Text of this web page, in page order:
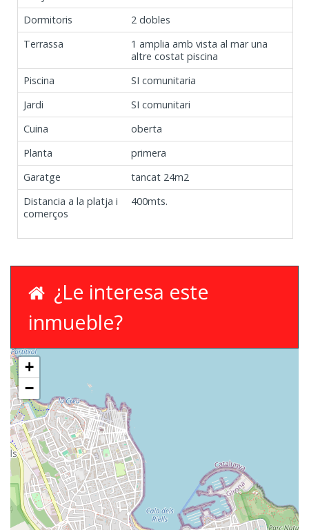
Dormitoris
2 dobles
Terrassa
1 amplia amb vista al mar una
altre costat piscina
Piscina
SI comunitaria
Jardi
SI comunitari
Cuina
oberta
Planta
primera
Garatge
tancat 24m2
Distancia a la platja i
comerços
400mts.
¿Le interesa este
inmueble?
+
−